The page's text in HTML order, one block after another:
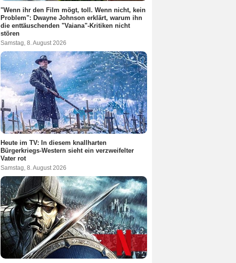
"Wenn ihr den Film mögt, toll. Wenn nicht, kein
Problem": Dwayne Johnson erklärt, warum ihn
die enttäuschenden "Vaiana"-Kritiken nicht
stören
Samstag, 8. August 2026
Heute im TV: In diesem knallharten
Bürgerkriegs-Western sieht ein verzweifelter
Vater rot
Samstag, 8. August 2026